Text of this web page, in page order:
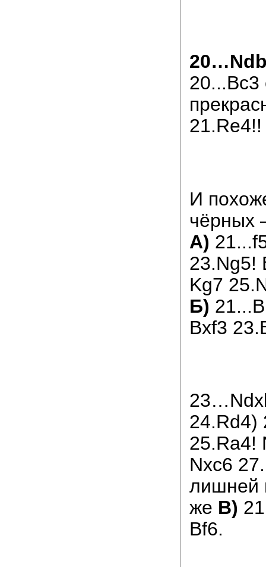
20...Bc3
21.Re4!!
И
чёрных
А)
23.Ng5!
Kg7
Б)
Bxf3
24.Rd4)
25.Ra4!
Nxc6
лишней
же В)
Bf6.